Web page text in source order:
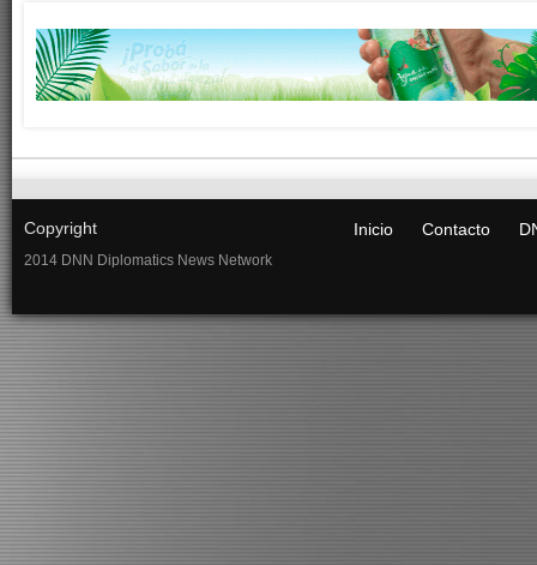
Copyright
2014 DNN Diplomatics News Network
Inicio Contacto